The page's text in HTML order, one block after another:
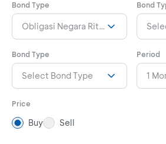
Bond Type
Obligasi Negara Ritel Seri
Bond
Bond Type
Select Bond Type
Period
1
Price
Buy Sell